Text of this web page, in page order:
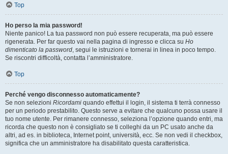
Top
Ho perso la mia password!
Niente panico! La tua password non può essere recuperata, ma può essere
rigenerata. Per far questo vai nella pagina di ingresso e clicca su Ho
dimenticato la password, segui le istruzioni e tornerai in linea in poco tempo.
Se riscontri difficoltà, contatta l’amministratore.
Top
Perché vengo disconnesso automaticamente?
Se non selezioni Ricordami quando effettui il login, il sistema ti terrà connesso
per un periodo prestabilito. Questo serve a evitare che qualcuno possa usare il
tuo nome utente. Per rimanere connesso, seleziona l’opzione quando entri, ma
ricorda che questo non è consigliato se ti colleghi da un PC usato anche da
altri, ad es. in biblioteca, Internet point, università, ecc. Se non vedi il checkbox,
significa che un amministratore ha disabilitato questa caratteristica.